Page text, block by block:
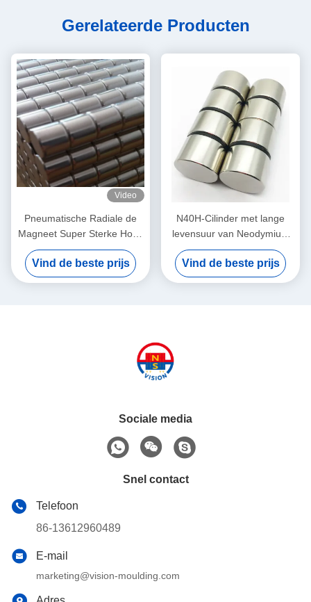
Gerelateerde Producten
Video
Pneumatische Radiale de
Magneet Super Sterke Hoge
Prestaties van het
Cilinderneodymium
Vind de beste prijs
N40H-Cilinder met lange
levensuur van Neodymium
de Permanente Magneten
voor Medische Producten
Vind de beste prijs
Sociale media
Snel contact
Telefoon
86-13612960489
E-mail
marketing@vision-moulding.com